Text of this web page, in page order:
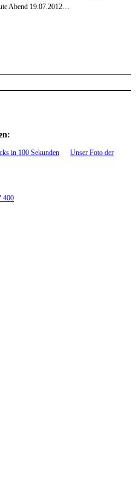
Abend 19.07.2012…
in 100 Sekunden
Unser Foto der
400